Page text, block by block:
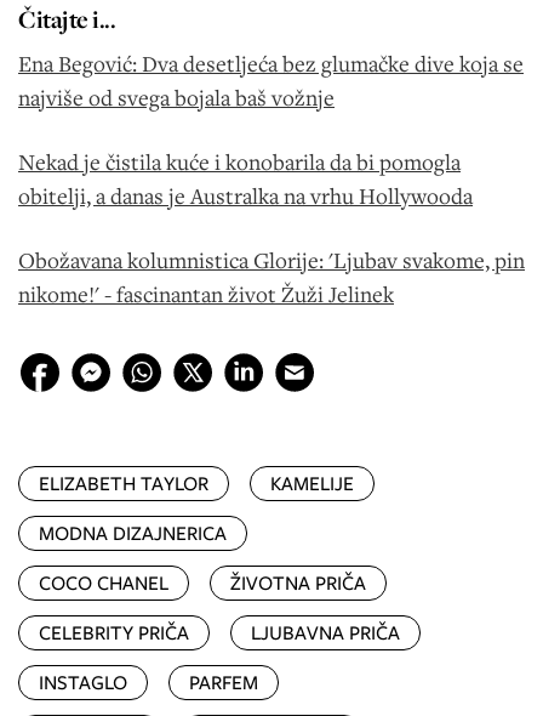
Čitajte i...
Ena Begović: Dva desetljeća bez glumačke dive koja se
najviše od svega bojala baš vožnje
Nekad je čistila kuće i konobarila da bi pomogla
obitelji, a danas je Australka na vrhu Hollywooda
Obožavana kolumnistica Glorije: 'Ljubav svakome, pin
nikome!' - fascinantan život Žuži Jelinek
ELIZABETH TAYLOR
KAMELIJE
MODNA DIZAJNERICA
COCO CHANEL
ŽIVOTNA PRIČA
CELEBRITY PRIČA
LJUBAVNA PRIČA
INSTAGLO
PARFEM